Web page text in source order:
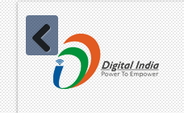
Previous